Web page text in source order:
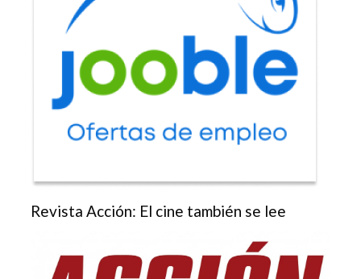
Revista Acción: El cine también se lee